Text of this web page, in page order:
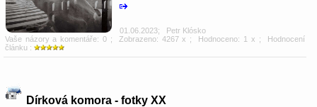
01.06.2023; Petr Klósko
Vaše názory a komentáře: 0; Zobrazeno: 4267 x ; Hodnoceno: 1 x ; Hodnocení
článku :
Dírková komora - fotky XX